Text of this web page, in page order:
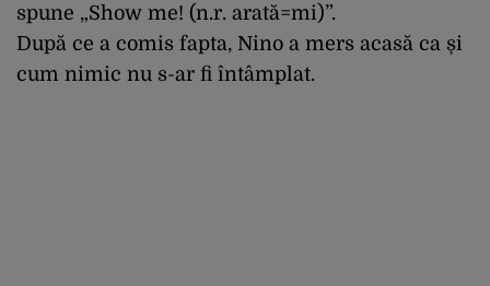
spune „Show me! (n.r. arată=mi)”.
După ce a comis fapta, Nino a mers acasă ca și
cum nimic nu s-ar fi întâmplat.